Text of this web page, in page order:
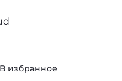
В избранное